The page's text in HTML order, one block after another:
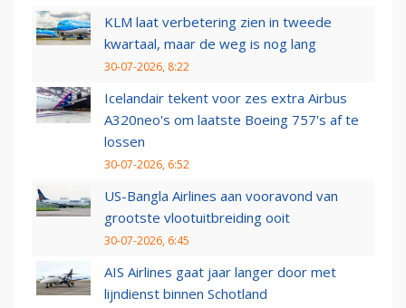
KLM laat verbetering zien in tweede
kwartaal, maar de weg is nog lang
30-07-2026, 8:22
Icelandair tekent voor zes extra Airbus
A320neo's om laatste Boeing 757's af te
lossen
30-07-2026, 6:52
US-Bangla Airlines aan vooravond van
grootste vlootuitbreiding ooit
30-07-2026, 6:45
AIS Airlines gaat jaar langer door met
lijndienst binnen Schotland